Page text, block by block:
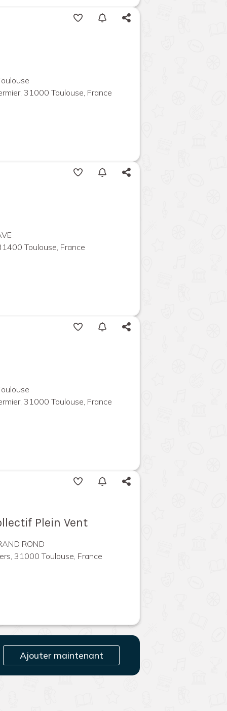
31000 Toulouse, France
Toulouse, France
31000 Toulouse, France
Plein Vent
ROND
31000 Toulouse, France
Ajouter maintenant